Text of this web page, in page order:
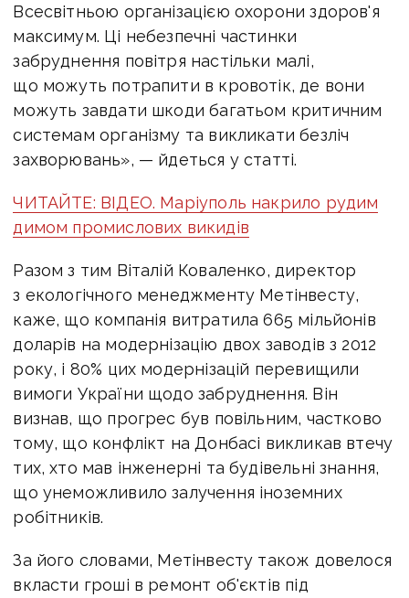
Всесвітньою організацією охорони здоров'я
максимум. Ці небезпечні частинки
забруднення повітря настільки малі,
що можуть потрапити в кровотік, де вони
можуть завдати шкоди багатьом критичним
системам організму та викликати безліч
захворювань», — йдеться у статті.
ЧИТАЙТЕ: ВІДЕО. Маріуполь накрило рудим
димом промислових викидів
Разом з тим Віталій Коваленко, директор
з екологічного менеджменту Метінвесту,
каже, що компанія витратила 665 мільйонів
доларів на модернізацію двох заводів з 2012
року, і 80% цих модернізацій перевищили
вимоги України щодо забруднення. Він
визнав, що прогрес був повільним, частково
тому, що конфлікт на Донбасі викликав втечу
тих, хто мав інженерні та будівельні знання,
що унеможливило залучення іноземних
робітників.
За його словами, Метінвесту також довелося
вкласти гроші в ремонт об'єктів під